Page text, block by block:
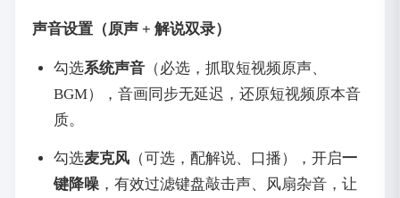
声音设置（原声 + 解说双录）
勾选系统声音（必选，抓取短视频原声、
BGM），音画同步无延迟，还原短视频原本音
质。
勾选麦克风（可选，配解说、口播），开启一
键降噪，有效过滤键盘敲击声、风扇杂音，让